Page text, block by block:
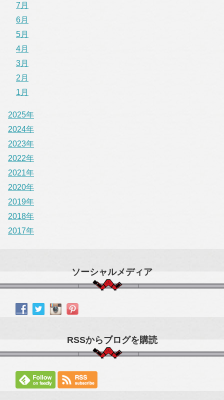
7月
6月
5月
4月
3月
2月
1月
2025年
2024年
2023年
2022年
2021年
2020年
2019年
2018年
2017年
ソーシャルメディア
RSSからブログを購読